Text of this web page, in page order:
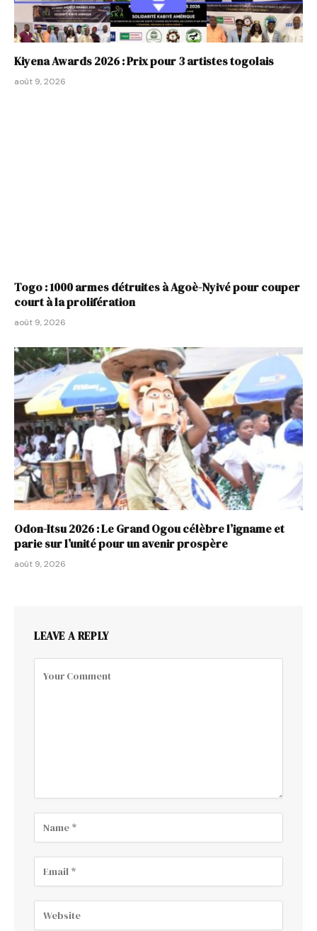
Kiyena Awards 2026 : Prix pour 3 artistes togolais
août 9, 2026
Togo : 1000 armes détruites à Agoè-Nyivé pour couper
court à la prolifération
août 9, 2026
Odon-Itsu 2026 : Le Grand Ogou célèbre l’igname et
parie sur l’unité pour un avenir prospère
août 9, 2026
LEAVE A REPLY